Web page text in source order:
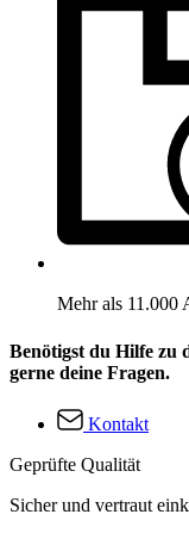
Mehr als 11.000
Benötigst du Hilfe zu
gerne deine Fragen.
Kontakt
Geprüfte Qualität
Sicher und vertraut